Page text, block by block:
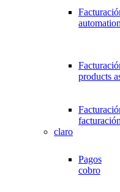
products
claro
Pagos
cobro